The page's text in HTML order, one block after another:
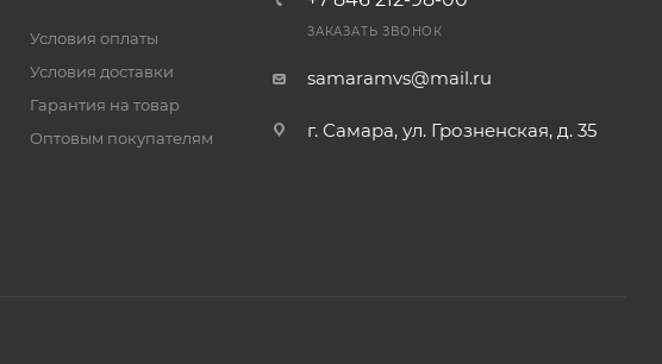
Условия оплаты
Условия доставки
Гарантия на товар
Оптовым покупателям
ЗАКАЗАТЬ ЗВОНОК
samaramvs@mail.ru
г. Самара, ул. Грозненская, д. 35